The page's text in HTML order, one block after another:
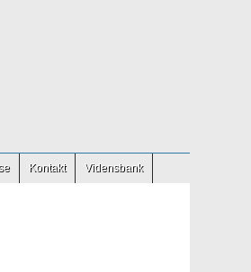
Kontakt Vidensbank